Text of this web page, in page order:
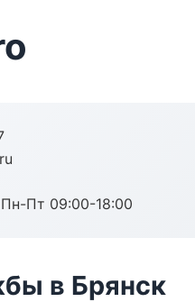
Пт 09:00-18:00
в Брянск